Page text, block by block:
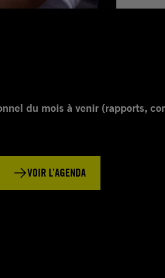
du mois à venir (rapports,
VOIR L’AGENDA